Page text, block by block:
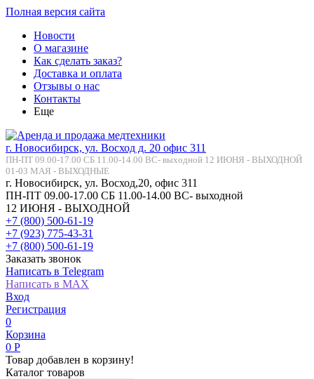
Полная версия сайта
Новости
О магазине
Как сделать заказ?
Доставка и оплата
Отзывы о нас
Контакты
Еще
г. Новосибирск, ул. Восход д. 20 офис 311
ПН-ПТ 09.00-17.00 СБ 11.00-14.00 ВС- выходной 12 ИЮНЯ - ВЫХОДНОЙ
01-03 МАЯ - ВЫХОДНЫЕ
г. Новосибирск, ул. Восход,20, офис 311
ПН-ПТ 09.00-17.00 СБ 11.00-14.00 ВС- выходной
12 ИЮНЯ - ВЫХОДНОЙ
+7 (800) 500-61-19
+7 (923) 775-43-31
+7 (800) 500-61-19
Заказать звонок
Написать в Telegram
Написать в MAX
Вход
Регистрация
0
Корзина
0 Р
Товар добавлен в корзину!
Каталог товаров